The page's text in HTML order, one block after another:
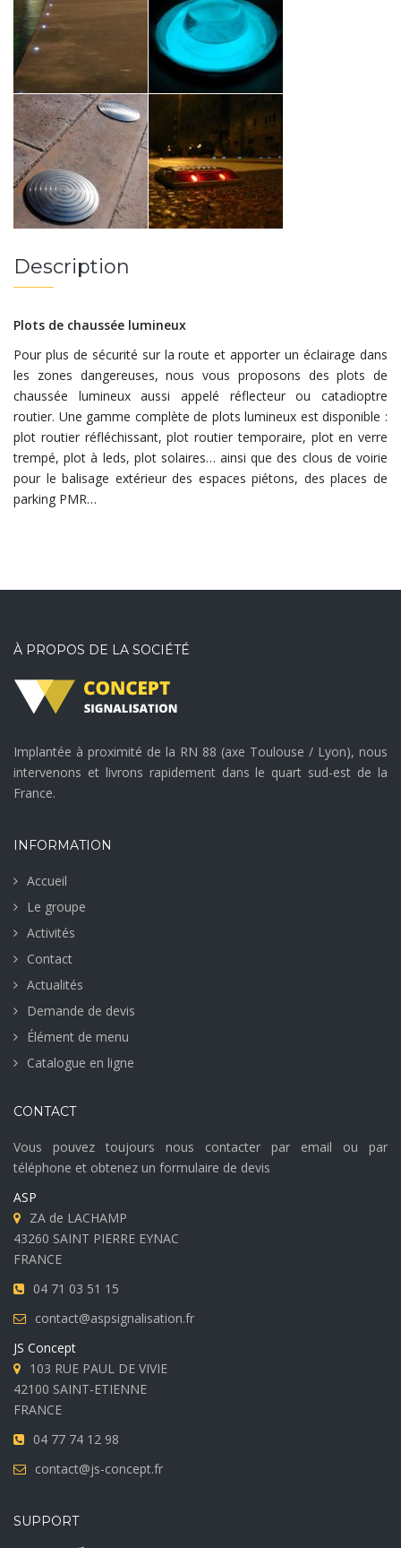
Description
Plots de chaussée lumineux
Pour plus de sécurité sur la route et apporter un éclairage dans
les zones dangereuses, nous vous proposons des plots de
chaussée lumineux aussi appelé réflecteur ou catadioptre
routier. Une gamme complète de plots lumineux est disponible :
plot routier réfléchissant, plot routier temporaire, plot en verre
trempé, plot à leds, plot solaires… ainsi que des clous de voirie
pour le balisage extérieur des espaces piétons, des places de
parking PMR…
À PROPOS DE LA SOCIÉTÉ
Implantée à proximité de la RN 88 (axe Toulouse / Lyon), nous
intervenons et livrons rapidement dans le quart sud-est de la
France.
INFORMATION
Accueil
Le groupe
Activités
Contact
Actualités
Demande de devis
Élément de menu
Catalogue en ligne
CONTACT
Vous pouvez toujours nous contacter par email ou par
téléphone et obtenez un formulaire de devis
ASP
ZA de LACHAMP
43260 SAINT PIERRE EYNAC
FRANCE
04 71 03 51 15
contact@aspsignalisation.fr
JS Concept
103 RUE PAUL DE VIVIE
42100 SAINT-ETIENNE
FRANCE
04 77 74 12 98
contact@js-concept.fr
SUPPORT